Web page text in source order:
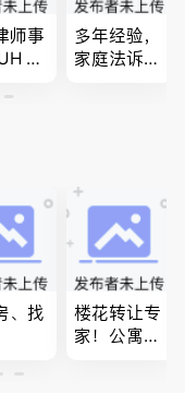
师事
LA
及
遗
多年经验，
家庭法诉
语，列治文
陈卓律师事
务所 (ATA L
aw Corpor
ation)
、找
楼花转让专
家！公寓销